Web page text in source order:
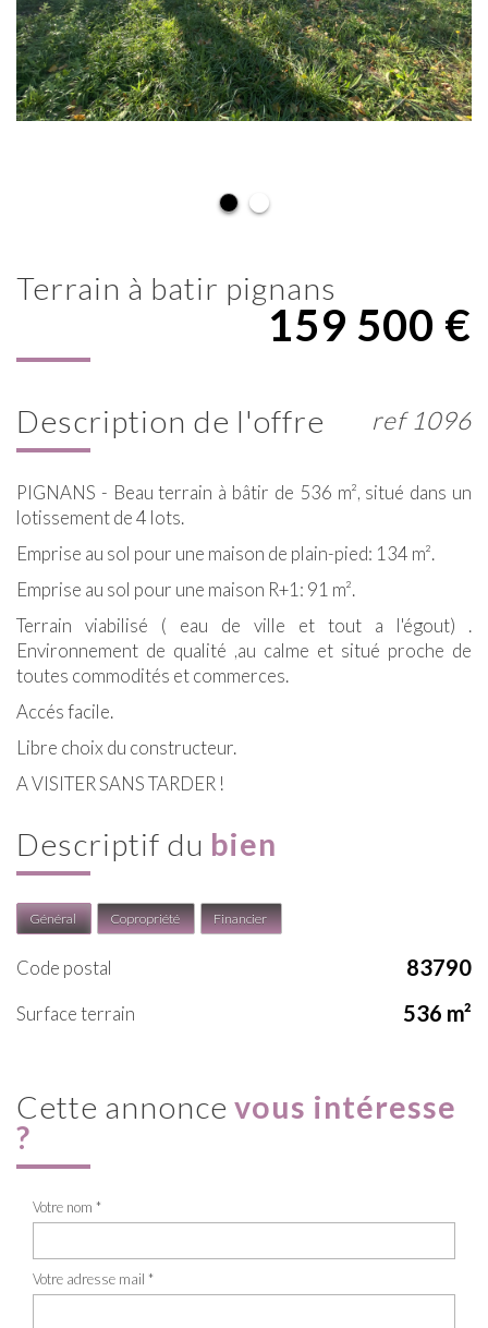
terrain à batir pignans
159 500 €
description de l'offre ref 1096
PIGNANS - Beau terrain à bâtir de 536 m², situé dans un
lotissement de 4 lots.
Emprise au sol pour une maison de plain-pied: 134 m².
Emprise au sol pour une maison R+1: 91 m².
Terrain viabilisé ( eau de ville et tout a l'égout) .
Environnement de qualité ,au calme et situé proche de
toutes commodités et commerces.
Accés facile.
Libre choix du constructeur.
A VISITER SANS TARDER !
descriptif du bien
Général Copropriété Financier
Code postal 83790
surface terrain 536 m²
cette annonce vous intéresse
?
Votre nom *
Votre adresse mail *